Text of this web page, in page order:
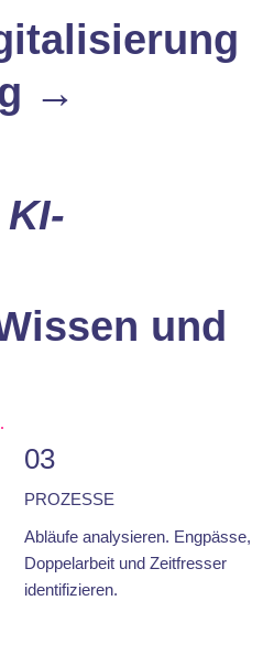
→
und
03
PROZESSE
Abläufe analysieren. Engpässe,
Doppelarbeit und Zeitfresser
identifizieren.